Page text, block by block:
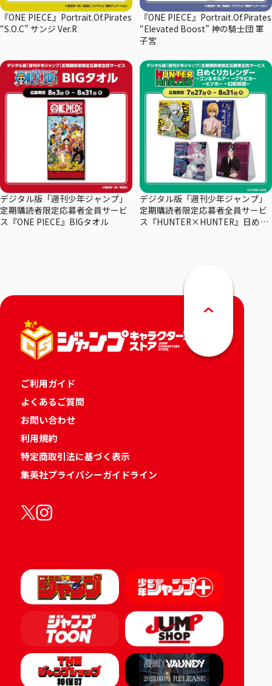
『ONE PIECE』Portrait.Of.Pirates
“S.O.C” サンジ Ver.R
『ONE PIECE』Portrait.Of.Pirates
“Elevated Boost” 神の騎士団 軍
子宮
デジタル版「週刊少年ジャンプ」
定期購読者限定応募者全員サービ
ス『ONE PIECE』BIGタオル
デジタル版「週刊少年ジャンプ」
定期購読者限定応募者全員サービ
ス『HUNTER×HUNTER』日めく
ご利用ガイド
よくあるご質問
お問い合わせ
利用規約
特定商取引法に基づく表示
集英社プライバシーガイドライン